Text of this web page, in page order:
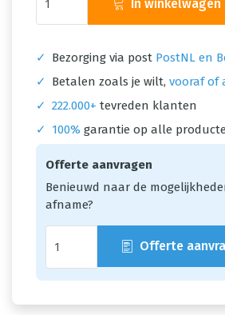
In winkelwagen
✓ Bezorging via post PostNL en
✓
Betalen zoals je wilt, vooraf of
✓ 222.000+ tevreden klanten
✓
100% garantie op alle
Offerte aanvragen
Benieuwd naar de
afname?
Offerte